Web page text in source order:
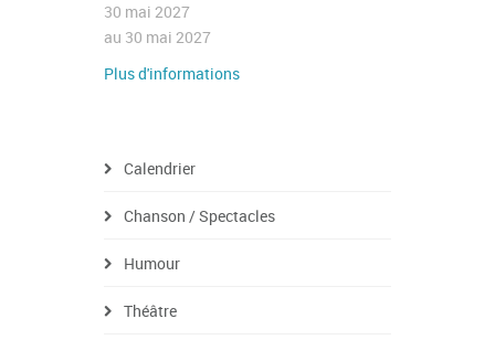
30 mai 2027
au 30 mai 2027
Plus d'informations
Calendrier
Chanson / Spectacles
Humour
Théâtre